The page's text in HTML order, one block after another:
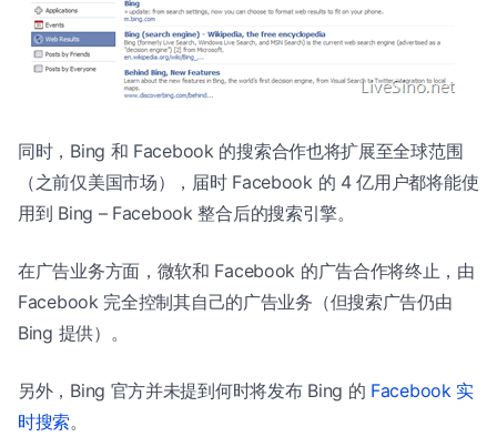
同时，Bing 和 Facebook 的搜索合作也将扩展至全球范围
（之前仅美国市场），届时 Facebook 的 4 亿用户都将能使
用到 Bing – Facebook 整合后的搜索引擎。
在广告业务方面，微软和 Facebook 的广告合作将终止，由
Facebook 完全控制其自己的广告业务（但搜索广告仍由
Bing 提供）。
另外，Bing 官方并未提到何时将发布 Bing 的 Facebook 实
时搜索。